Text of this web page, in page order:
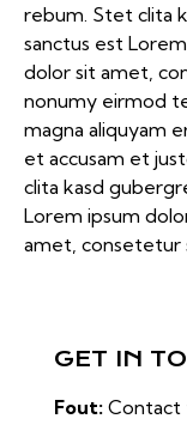
rebum. Stet clita
sanctus est
dolor sit amet,
nonumy eirmod
magna aliquyam
et accusam et
clita kasd
Lorem ipsum
amet, consetetur
GET IN
Fout: Contact